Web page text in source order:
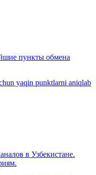
пункты обмена
yaqin punktlarni aniqlab
в Узбекистане.